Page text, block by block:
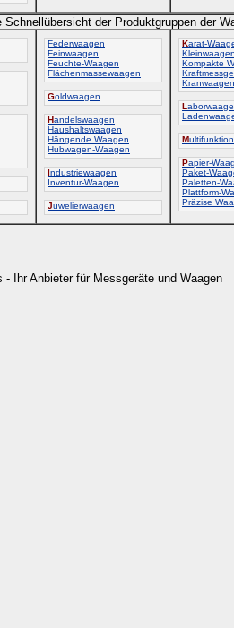
Schnellübersicht der Produktgruppen der
Federwaagen
Feinwaagen
Feuchte-Waagen
Flächenmassewaagen
Goldwaagen
Handelswaagen
Haushaltswaagen
Hängende Waagen
Hubwagen-Waagen
Industriewaagen
Inventur-Waagen
Juwelierwaagen
Karat-
Kleinwaagen
Kompakte
Kranwaagen
L
M
Papier-
Paket-
Paletten-
Plattform-
Präzise
Ihr Anbieter für Messgeräte und Waagen